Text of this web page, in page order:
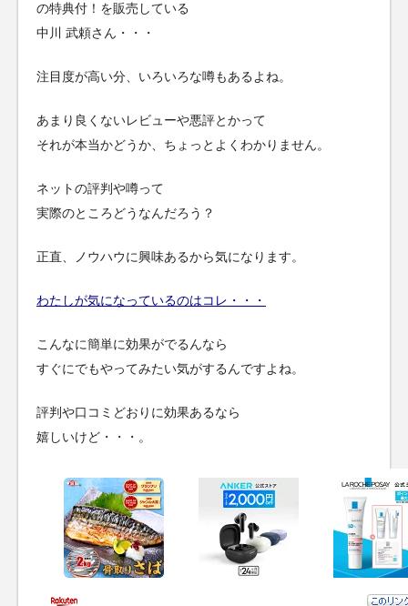
の特典付！を販売している
中川 武頼さん・・・
注目度が高い分、いろいろな噂もあるよね。
あまり良くないレビューや悪評とかって
それが本当かどうか、ちょっとよくわかりません。
ネットの評判や噂って
実際のところどうなんだろう？
正直、ノウハウに興味あるから気になります。
わたしが気になっているのはコレ・・・
こんなに簡単に効果がでるんなら
すぐにでもやってみたい気がするんですよね。
評判や口コミどおりに効果あるなら
嬉しいけど・・・。